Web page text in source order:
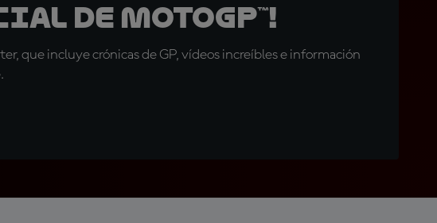
de MotoGP™!
que incluye crónicas de GP, vídeos increíbles e información